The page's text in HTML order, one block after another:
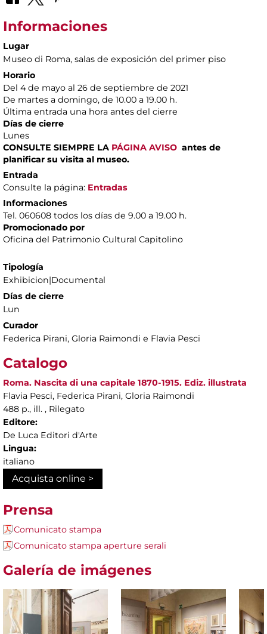
Informaciones
Lugar
Museo di Roma, salas de exposición del primer piso
Horario
Del 4 de mayo al 26 de septiembre de 2021
De martes a domingo, de 10.00 a 19.00 h.
Última entrada una hora antes del cierre
Días de cierre
Lunes
CONSULTE SIEMPRE LA PÁGINA AVISO antes de
planificar su visita al museo.
Entrada
Consulte la página: Entradas
Informaciones
Tel. 060608 todos los días de 9.00 a 19.00 h.
Promocionado por
Oficina del Patrimonio Cultural Capitolino
Tipología
Exhibicion|Documental
Días de cierre
Lun
Curador
Federica Pirani, Gloria Raimondi e Flavia Pesci
Catalogo
Roma. Nascita di una capitale 1870-1915. Ediz. illustrata
Flavia Pesci, Federica Pirani, Gloria Raimondi
488 p., ill. , Rilegato
Editore:
De Luca Editori d'Arte
Lingua:
italiano
Acquista online >
Prensa
Comunicato stampa
Comunicato stampa aperture serali
Galería de imágenes